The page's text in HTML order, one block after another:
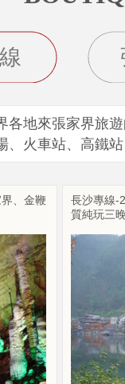
各地來張家界旅
、火車站、高鐵
、金鞭
長沙專線-
質純玩三